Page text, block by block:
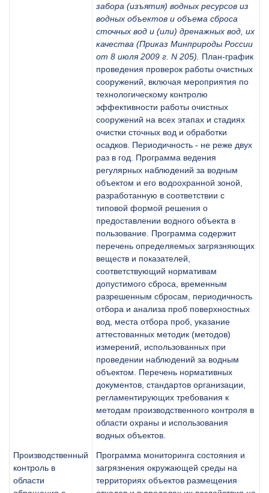
забора (изъятия) водных ресурсов из
водных объектов и объема сброса
сточных вод и (или) дренажных вод, их
качества (Приказ Минприроды России
от 8 июля 2009 г. N 205).
План-график
проведения проверок работы очистных
сооружений, включая мероприятия по
технологическому контролю
эффективности работы очистных
сооружений на всех этапах и стадиях
очистки сточных вод и обработки
осадков. Периодичность - не реже двух
раз в год. Программа ведения
регулярных наблюдений за водным
объектом и его водоохранной зоной,
разработанную в соответствии с
типовой формой решения о
предоставлении водного объекта в
пользование. Программа содержит
перечень определяемых загрязняющих
веществ и показателей,
соответствующий нормативам
допустимого сброса, временным
разрешенным сбросам, периодичность
отбора и анализа проб поверхностных
вод, места отбора проб, указание
аттестованных методик (методов)
измерений, использованных при
проведении наблюдений за водным
объектом. Перечень нормативных
документов, стандартов организации,
регламентирующих требования к
методам производственного контроля в
области охраны и использования
водных объектов.
Производственный
контроль в
области
Программа мониторинга состояния и
загрязнения окружающей среды на
территориях объектов размещения